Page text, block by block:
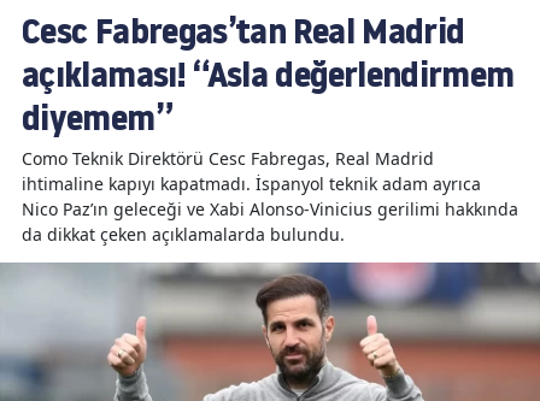
Cesc Fabregas’tan Real Madrid
açıklaması! “Asla değerlendirmem
diyemem”
Como Teknik Direktörü Cesc Fabregas, Real Madrid
ihtimaline kapıyı kapatmadı. İspanyol teknik adam ayrıca
Nico Paz’ın geleceği ve Xabi Alonso-Vinicius gerilimi hakkında
da dikkat çeken açıklamalarda bulundu.